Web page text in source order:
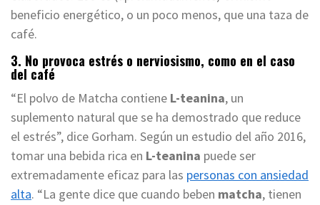
beneficio energético, o un poco menos, que una taza de
café.
3. No provoca estrés o nerviosismo, como en el caso
del café
“El polvo de Matcha contiene L-teanina, un
suplemento natural que se ha demostrado que reduce
el estrés”, dice Gorham. Según un estudio del año 2016,
tomar una bebida rica en L-teanina puede ser
extremadamente eficaz para las personas con ansiedad
alta. “La gente dice que cuando beben matcha, tienen